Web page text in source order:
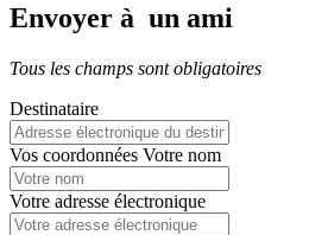
Envoyer à un ami
Tous les champs sont obligatoires
Destinataire
Vos coordonnées Votre nom
Votre adresse électronique